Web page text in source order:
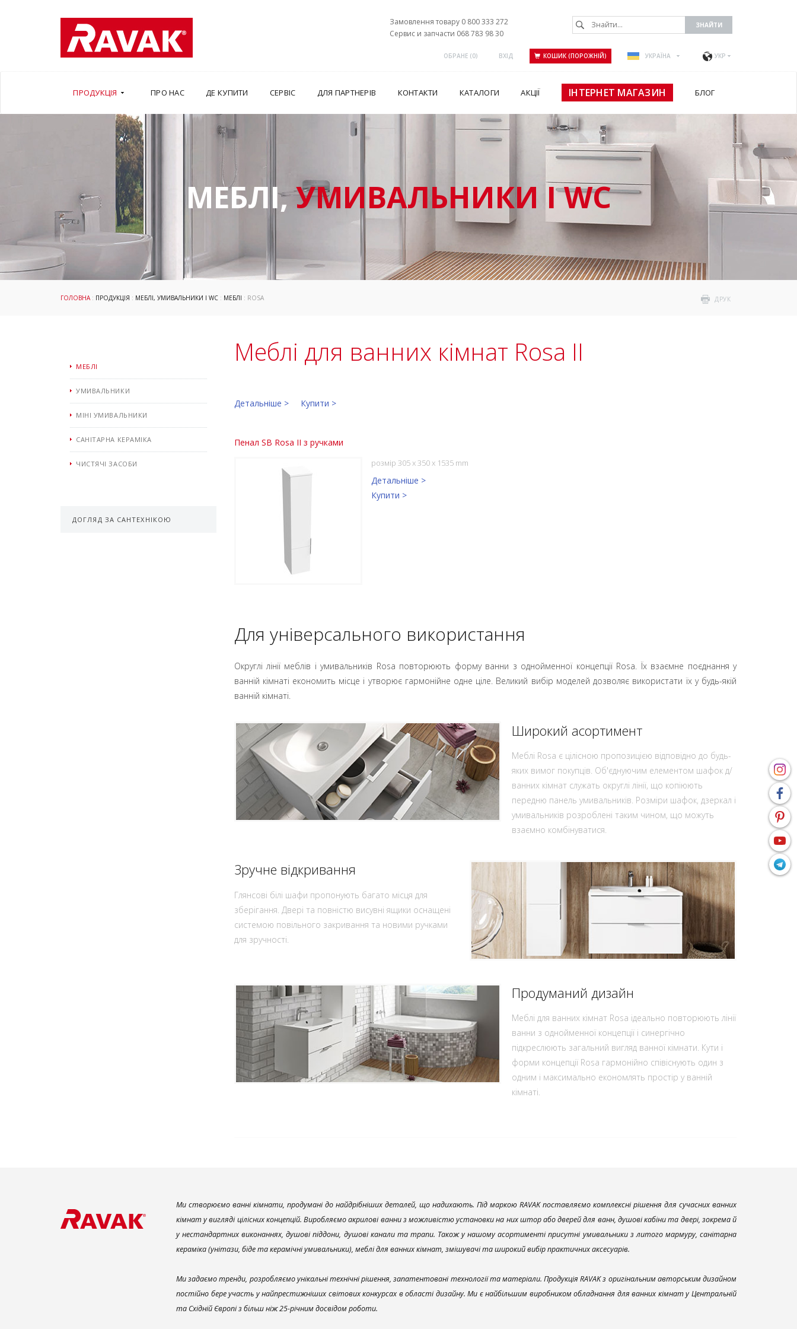
Замовлення товару 0 800 333 272
Сервис и запчасти 068 783 98 30
ОБРАНЕ (0) ВХІД КОШИК (ПОРОЖНІЙ) УКРАЇНА УКР
ПРОДУКЦІЯ ПРО НАС ДЕ КУПИТИ СЕРВІС ДЛЯ ПАРТНЕРІВ КОНТАКТИ КАТАЛОГИ АКЦІЇ ІНТЕРНЕТ МАГАЗИН БЛОГ
МЕБЛІ,УМИВАЛЬНИКИ І WC
ДРУК
ГОЛОВНА: ПРОДУКЦІЯ : МЕБЛІ, УМИВАЛЬНИКИ І WC : МЕБЛІ : ROSA
МЕБЛІ
УМИВАЛЬНИКИ
МІНІ УМИВАЛЬНИКИ
САНІТАРНА КЕРАМІКА
ЧИСТЯЧІ ЗАСОБИ
ДОГЛЯД ЗА САНТЕХНІКОЮ
Меблі для ванних кімнат Rosa II
Детальніше > Купити >
Пенал SB Rosa II з ручками
розмір 305 x 350 x 1535 mm
Детальніше >
Купити >
Для універсального використання
Округлі лінії меблів і умивальників Rosa повторюють форму ванни з однойменної концепції Rosa. Їх взаємне поєднання у
ванній кімнаті економить місце і утворює гармонійне одне ціле. Великий вибір моделей дозволяє використати їх у будь-якій
ванній кімнаті.
Широкий асортимент
Меблі Rosa є цілісною пропозицією відповідно до будь-
яких вимог покупців. Об'єднуючим елементом шафок д/
ванних кімнат служать округлі лінії, що копіюють
передню панель умивальників. Розміри шафок, дзеркал і
умивальників розроблені таким чином, що можуть
взаємно комбінуватися.
Зручне відкривання
Глянсові білі шафи пропонують багато місця для
зберігання. Двері та повністю висувні ящики оснащені
системою повільного закривання та новими ручками
для зручності.
Продуманий дизайн
Меблі для ванних кімнат Rosa ідеально повторюють лінії
ванни з однойменної концепції і синергічно
підкреслюють загальний вигляд ванної кімнати. Кути і
форми концепції Rosa гармонійно співіснують один з
одним і максимально економлять простір у ванній
кімнаті.
Ми створюємо ванні кімнати, продумані до найдрібніших деталей, що надихають. Під маркою RAVAK поставляємо комплексні рішення для сучасних ванних
кімнат у вигляді цілісних концепцій. Виробляємо акрилові ванни з можливістю установки на них штор або дверей для ванн, душові кабіни та двері, зокрема й
у нестандартних виконаннях, душові піддони, душові канали та трапи. Також у нашому асортименті присутні умивальники з литого мармуру, санітарна
кераміка (унітази, біде та керамічні умивальники), меблі для ванних кімнат, змішувачі та широкий вибір практичних аксесуарів.
Ми задаємо тренди, розробляємо унікальні технічні рішення, запатентовані технології та матеріали. Продукція RAVAK з оригінальним авторським дизайном
постійно бере участь у найпрестижніших світових конкурсах в області дизайну. Ми є найбільшим виробником обладнання для ванних кімнат у Центральній
та Східній Європі з більш ніж 25-річним досвідом роботи.